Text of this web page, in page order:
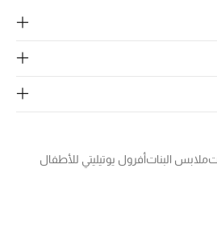
ملابس البناتأفرول يوتيليتي للأطفال